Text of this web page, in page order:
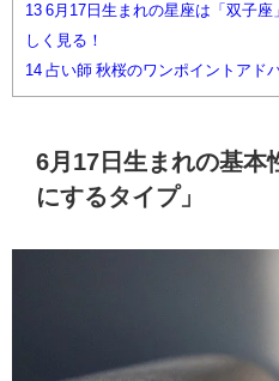
13 6月17日生まれの星座は「双子
しく見る！
14 占い師 秋桜のワンポイントアド
6月17日生まれの基本
にするタイプ」